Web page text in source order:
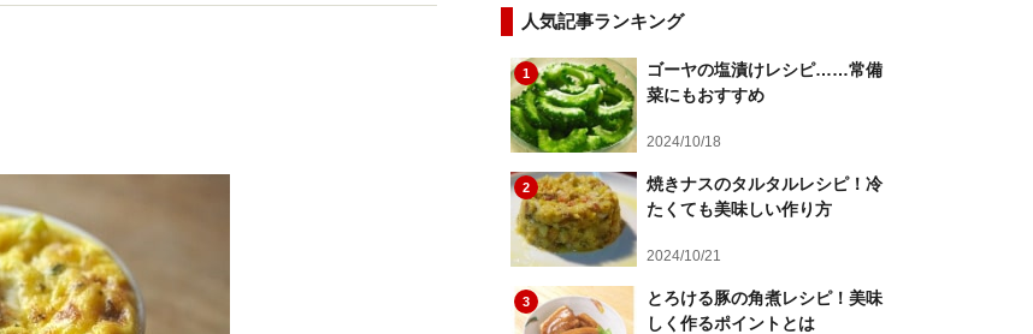
人気記事ランキング
1
ゴーヤの塩漬けレシピ……常備
菜にもおすすめ
2024/10/18
2
焼きナスのタルタルレシピ！冷
たくても美味しい作り方
2024/10/21
3
とろける豚の角煮レシピ！美味
しく作るポイントとは